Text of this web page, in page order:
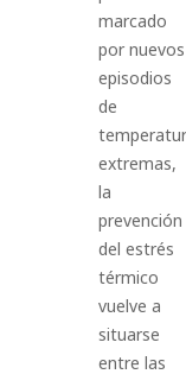
marcado
por nuevos
episodios
de
extremas,
la
prevención
del estrés
térmico
vuelve a
situarse
entre las